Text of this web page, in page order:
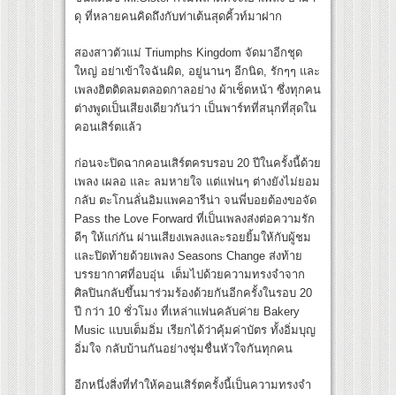
ดุ ที่หลายคนคิดถึงกับท่าเต้นสุดคิ้วท์มาฝาก
สองสาวตัวแม่ Triumphs Kingdom จัดมาอีกชุด
ใหญ่ อย่าเข้าใจฉันผิด, อยู่นานๆ อีกนิด, รักๆๆ และ
เพลงฮิตติดลมตลอดกาลอย่าง ผ้าเช็ดหน้า ซึ่งทุกคน
ต่างพูดเป็นเสียงเดียวกันว่า เป็นพาร์ทที่สนุกที่สุดใน
คอนเสิร์ตแล้ว
ก่อนจะปิดฉากคอนเสิร์ตครบรอบ 20 ปีในครั้งนี้ด้วย
เพลง เผลอ และ ลมหายใจ แต่แฟนๆ ต่างยังไม่ยอม
กลับ ตะโกนลั่นอิมแพคอารีน่า จนพี่บอยต้องขอจัด
Pass the Love Forward ที่เป็นเพลงส่งต่อความรัก
ดีๆ ให้แก่กัน ผ่านเสียงเพลงและรอยยิ้มให้กับผู้ชม
และปิดท้ายด้วยเพลง Seasons Change ส่งท้าย
บรรยากาศที่อบอุ่น เต็มไปด้วยความทรงจำจาก
ศิลปินกลับขึ้นมาร่วมร้องด้วยกันอีกครั้งในรอบ 20
ปี กว่า 10 ชั่วโมง ที่เหล่าแฟนคลับค่าย Bakery
Music แบบเต็มอิ่ม เรียกได้ว่าคุ้มค่าบัตร ทั้งอิ่มบุญ
อิ่มใจ กลับบ้านกันอย่างชุ่มชื่นหัวใจกันทุกคน
อีกหนึ่งสิ่งที่ทำให้คอนเสิร์ตครั้งนี้เป็นความทรงจำ